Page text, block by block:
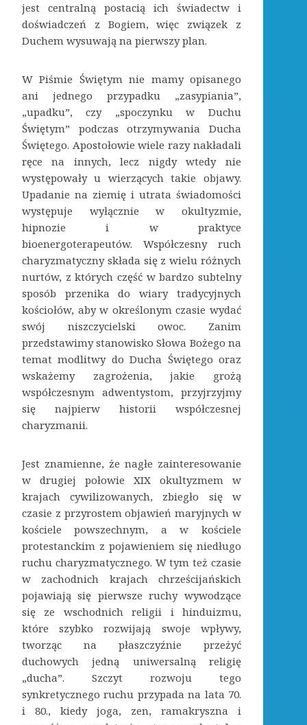
jest centralną postacią ich świadectw i
doświadczeń z Bogiem, więc związek z
Duchem wysuwają na pierwszy plan.
W Piśmie Świętym nie mamy opisanego
ani jednego przypadku „zasypiania”,
„upadku”, czy „spoczynku w Duchu
Świętym” podczas otrzymywania Ducha
Świętego. Apostołowie wiele razy nakładali
ręce na innych, lecz nigdy wtedy nie
występowały u wierzących takie objawy.
Upadanie na ziemię i utrata świadomości
występuje wyłącznie w okultyzmie,
hipnozie i w praktyce
bioenergoterapeutów. Współczesny ruch
charyzmatyczny składa się z wielu różnych
nurtów, z których część w bardzo subtelny
sposób przenika do wiary tradycyjnych
kościołów, aby w określonym czasie wydać
swój niszczycielski owoc. Zanim
przedstawimy stanowisko Słowa Bożego na
temat modlitwy do Ducha Świętego oraz
wskażemy zagrożenia, jakie grożą
współczesnym adwentystom, przyjrzyjmy
się najpierw historii współczesnej
charyzmanii.
Jest znamienne, że nagłe zainteresowanie
w drugiej połowie XIX okultyzmem w
krajach cywilizowanych, zbiegło się w
czasie z przyrostem objawień maryjnych w
kościele powszechnym, a w kościele
protestanckim z pojawieniem się niedługo
ruchu charyzmatycznego. W tym też czasie
w zachodnich krajach chrześcijańskich
pojawiają się pierwsze ruchy wywodzące
się ze wschodnich religii i hinduizmu,
które szybko rozwijają swoje wpływy,
tworząc na płaszczyźnie przeżyć
duchowych jedną uniwersalną religię
„ducha”. Szczyt rozwoju tego
synkretycznego ruchu przypada na lata 70.
i 80., kiedy joga, zen, ramakryszna i